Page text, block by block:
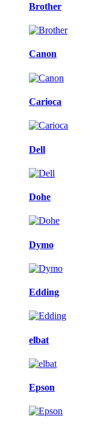
Brother
Canon
Carioca
Dell
Dohe
Dymo
Edding
elbat
Epson